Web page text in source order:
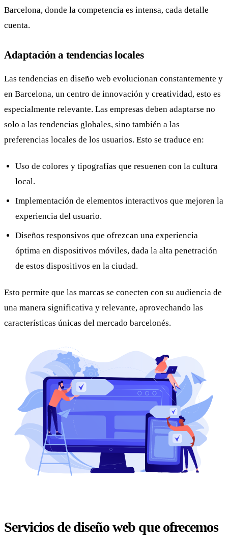
Barcelona, donde la competencia es intensa, cada detalle
cuenta.
Adaptación a tendencias locales
Las tendencias en diseño web evolucionan constantemente y
en Barcelona, un centro de innovación y creatividad, esto es
especialmente relevante. Las empresas deben adaptarse no
solo a las tendencias globales, sino también a las
preferencias locales de los usuarios. Esto se traduce en:
Uso de colores y tipografías que resuenen con la cultura
local.
Implementación de elementos interactivos que mejoren la
experiencia del usuario.
Diseños responsivos que ofrezcan una experiencia
óptima en dispositivos móviles, dada la alta penetración
de estos dispositivos en la ciudad.
Esto permite que las marcas se conecten con su audiencia de
una manera significativa y relevante, aprovechando las
características únicas del mercado barcelonés.
Servicios de diseño web que ofrecemos